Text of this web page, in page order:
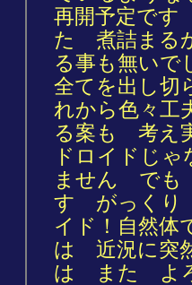
再開予定で
た 煮詰ま
る事も無い
全てを出し
れから色々
る案も 考え
ドロイドじ
ません でも
す がっくり
イド！自然
は 近況に突
は また よろ